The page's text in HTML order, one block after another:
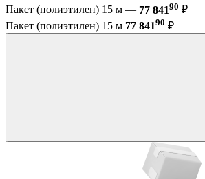
Пакет (полиэтилен) 15 м — 77 84190 ₽
Пакет (полиэтилен) 15 м 77 84190 ₽